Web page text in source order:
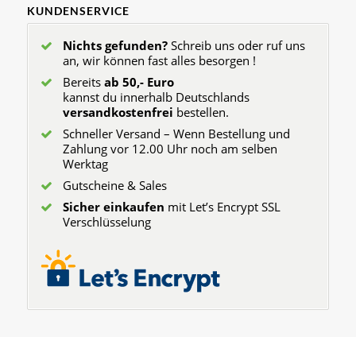
KUNDENSERVICE
Nichts gefunden?Schreib uns oder ruf uns
an, wir können fast alles besorgen !
Bereits ab 50,- Euro
kannst du innerhalb Deutschlands
versandkostenfrei bestellen.
Schneller Versand – Wenn Bestellung und
Zahlung vor 12.00 Uhr noch am selben
Werktag
Gutscheine & Sales
Sicher einkaufen mit Let’s Encrypt SSL
Verschlüsselung